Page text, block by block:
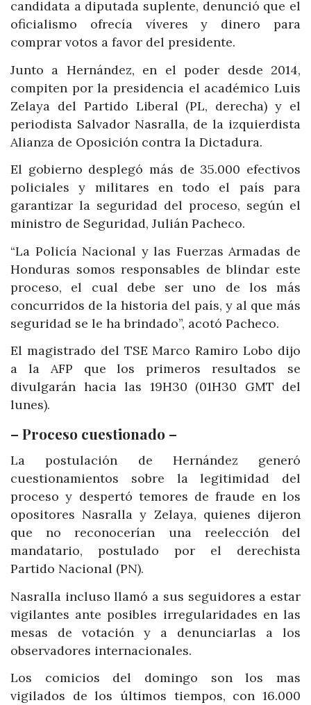
candidata a diputada suplente, denunció que el
oficialismo ofrecía víveres y dinero para
comprar votos a favor del presidente.
Junto a Hernández, en el poder desde 2014,
compiten por la presidencia el académico Luis
Zelaya del Partido Liberal (PL, derecha) y el
periodista Salvador Nasralla, de la izquierdista
Alianza de Oposición contra la Dictadura.
El gobierno desplegó más de 35.000 efectivos
policiales y militares en todo el país para
garantizar la seguridad del proceso, según el
ministro de Seguridad, Julián Pacheco.
“La Policía Nacional y las Fuerzas Armadas de
Honduras somos responsables de blindar este
proceso, el cual debe ser uno de los más
concurridos de la historia del país, y al que más
seguridad se le ha brindado”, acotó Pacheco.
El magistrado del TSE Marco Ramiro Lobo dijo
a la AFP que los primeros resultados se
divulgarán hacia las 19H30 (01H30 GMT del
lunes).
– Proceso cuestionado –
La postulación de Hernández generó
cuestionamientos sobre la legitimidad del
proceso y despertó temores de fraude en los
opositores Nasralla y Zelaya, quienes dijeron
que no reconocerían una reelección del
mandatario, postulado por el derechista
Partido Nacional (PN).
Nasralla incluso llamó a sus seguidores a estar
vigilantes ante posibles irregularidades en las
mesas de votación y a denunciarlas a los
observadores internacionales.
Los comicios del domingo son los mas
vigilados de los últimos tiempos, con 16.000